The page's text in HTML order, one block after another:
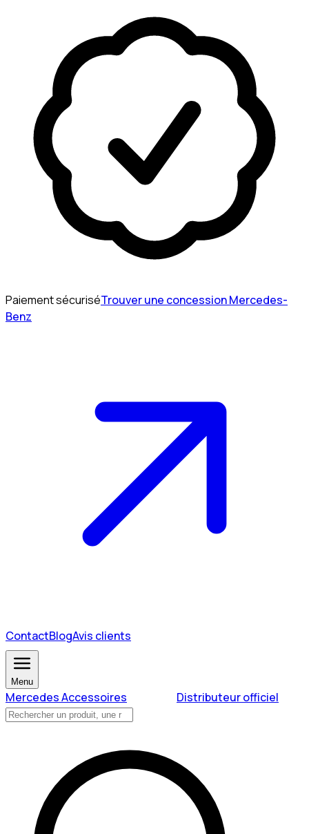
Paiement sécuriséTrouver une concession Mercedes-
Benz
ContactBlogAvis clients
Menu
Mercedes Accessoires Distributeur officiel